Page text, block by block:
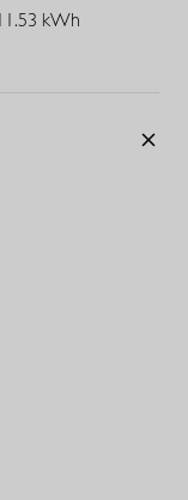
ganzen Tag
Oberteil und
lässigen Shirt und
11.53 kWh